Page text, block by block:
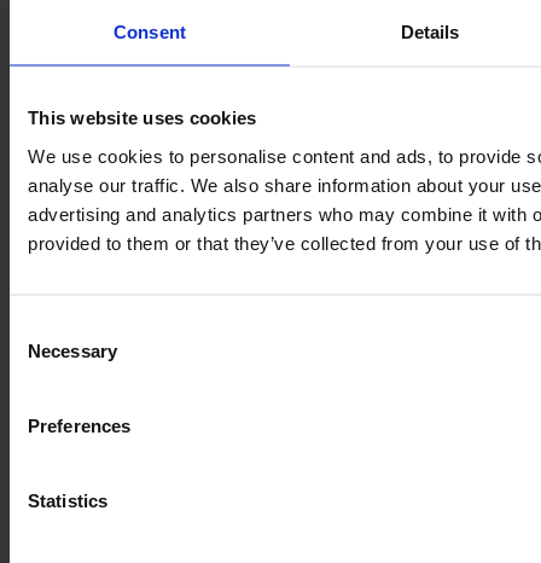
Consent Details
This website uses cookies
We use cookies to personalise content and ads, to provide
analyse our traffic. We also share information about your
advertising and analytics partners who may combine it with
provided to them or that they’ve collected from your use of
Selection
Necessary
Preferences
Statistics
future machine chez le concessionnaire.
EN SAVOIR PLUS SUR NOTRE INSPECTION